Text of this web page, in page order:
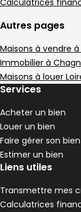
Lorette - 42420
Maison • 5 pièces
DPE :
D 3
,
Terrain 1180 m²
112
Aller à l'image
Aller à l'image
Aller à l'image
Aller à l'image
Aller à l'image
Calculatrices
Autres pages
Maisons à vendre
Immobilier à
Maisons à louer
Services
Acheter un bien
Louer un bien
Faire gérer son
Estimer un bien
Liens utiles
Transmettre mes
Calculatrices